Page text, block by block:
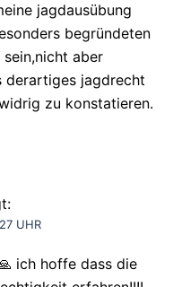
jagdausübung
begründeten
aber
derartiges jagdrecht
zu konstatieren.
UHR
ich hoffe dass die